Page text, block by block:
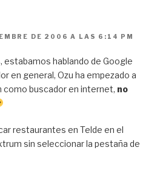
DE 2006 A LAS 6:14 PM
estabamos hablando de Google
en general, Ozu ha empezado a
como buscador en internet, no
restaurantes en Telde en el
sin seleccionar la pestaña de